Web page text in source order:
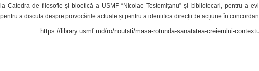
la Catedra de filosofie și bioetică a USMF “Nicolae Testemițanu” și bibliotecari, pentru a
pentru a discuta despre provocările actuale și pentru a identifica direcții de acțiune în
https://library.usmf.md/ro/noutati/masa-rotunda-sanatatea-creierului-